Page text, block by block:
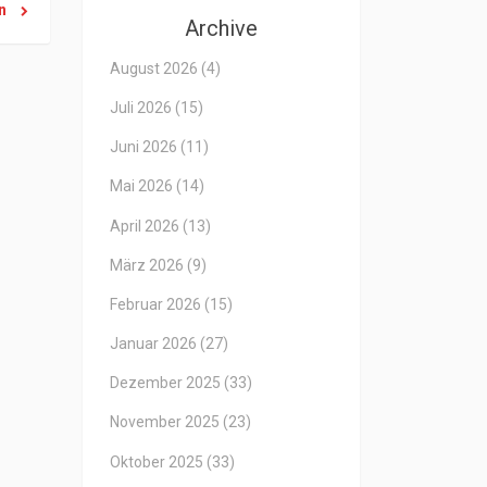
Archive
August 2026 (4)
Juli 2026 (15)
Juni 2026 (11)
Mai 2026 (14)
April 2026 (13)
März 2026 (9)
Februar 2026 (15)
Januar 2026 (27)
Dezember 2025 (33)
November 2025 (23)
Oktober 2025 (33)